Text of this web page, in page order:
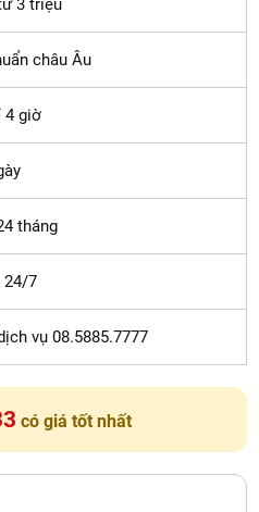
3 triệu
châu Âu
4 giờ
tháng
24/7
vụ 08.5885.7777
có giá tốt nhất